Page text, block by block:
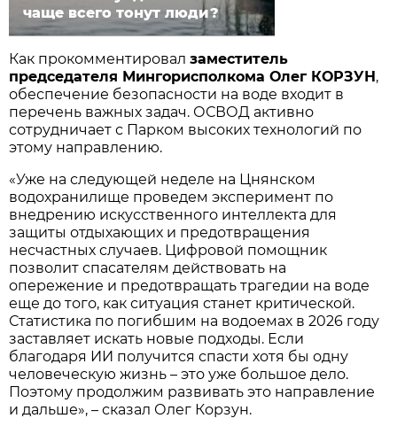
чаще всего тонут люди?
Как прокомментировалзаместитель
председателя Мингорисполкома Олег КОРЗУН,
обеспечение безопасности на воде входит в
перечень важных задач. ОСВОД активно
сотрудничает с Парком высоких технологий по
этому направлению.
«Уже на следующей неделе на Цнянском
водохранилище проведем эксперимент по
внедрению искусственного интеллекта для
защиты отдыхающих и предотвращения
несчастных случаев. Цифровой помощник
позволит спасателям действовать на
опережение и предотвращать трагедии на воде
еще до того, как ситуация станет критической.
Статистика по погибшим на водоемах в 2026 году
заставляет искать новые подходы. Если
благодаря ИИ получится спасти хотя бы одну
человеческую жизнь – это уже большое дело.
Поэтому продолжим развивать это направление
и дальше», – сказал Олег Корзун.